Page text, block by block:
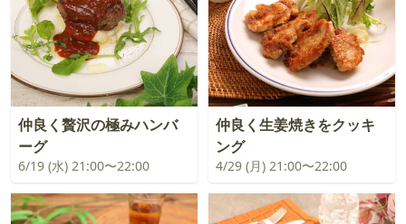
仲良く贅沢の極みハンバ
ーグ
6/19 (水) 21:00〜22:00
仲良く生姜焼きをクッキ
ング
4/29 (月) 21:00〜22:00